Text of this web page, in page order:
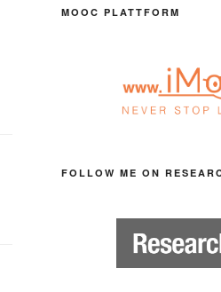
MOOC PLATTFORM
FOLLOW ME ON